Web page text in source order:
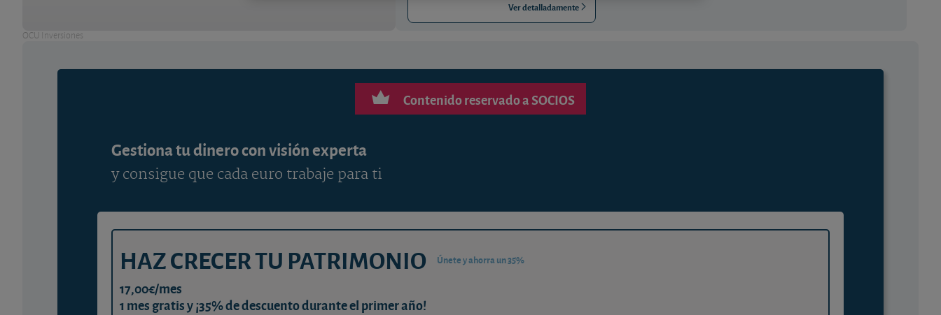
OCU Inversiones
Ver detalladamente
Contenido reservado a SOCIOS
Gestiona tu dinero con visión experta
y consigue que cada euro trabaje para ti
HAZ CRECER TU PATRIMONIO Únete y ahorra un 35%
17,00€/mes
1 mes gratis y ¡35% de descuento durante el primer año!